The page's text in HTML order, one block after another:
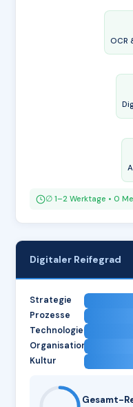
OCR
∅ 1–2 Werktage • 0
Digitaler Reifegrad
Strategie
Prozesse
Technologie
Organisation
Kultur
Gesamt-